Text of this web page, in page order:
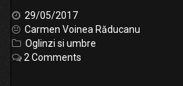
29/05/2017
Carmen Voinea Răducanu
Oglinzi si umbre
2 Comments